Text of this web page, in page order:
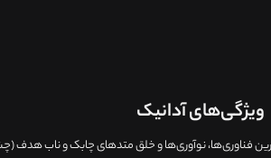
ویژگی‌های آدانیک
فناوری‌ها، نوآوری‌ها و خلق متدهای چابک و ناب هدف